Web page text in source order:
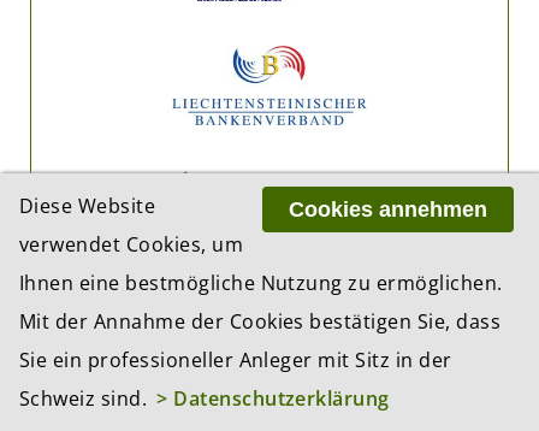
Cookies annehmen
Diese Website
verwendet Cookies, um
Ihnen eine bestmögliche Nutzung zu ermöglichen.
Mit der Annahme der Cookies bestätigen Sie, dass
Sie ein professioneller Anleger mit Sitz in der
Schweiz sind. > Datenschutzerklärung